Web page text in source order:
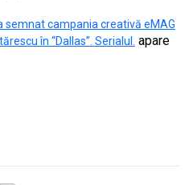
semnat campania creativă eMAG
în “Dallas”. Serialul. apare